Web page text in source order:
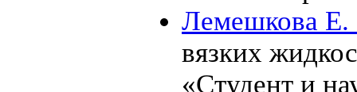
Лемешкова
вязких
«Студент и